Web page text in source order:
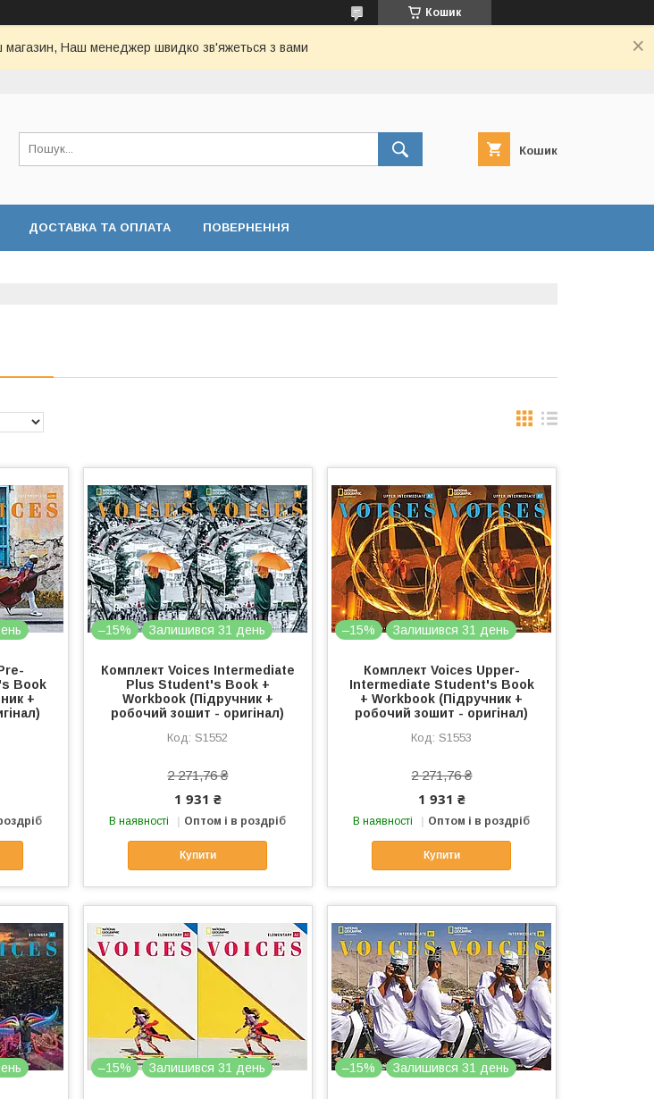
Кошик
Наш менеджер швидко зв'яжеться з вами
Кошик
ДОСТАВКА ТА ОПЛАТА ПОВЕРНЕННЯ
Book
+
–15% Залишився 31 день
Комплект Voices Intermediate
Plus Student's Book +
Workbook (Підручник +
робочий зошит - оригінал)
S1552
2 271,76 ₴
1 931 ₴
В наявності Оптом і в роздріб
Купити
–15% Залишився 31 день
Комплект Voices Upper-
Intermediate Student's Book
+ Workbook (Підручник +
робочий зошит - оригінал)
S1553
2 271,76 ₴
1 931 ₴
В наявності Оптом і в роздріб
Купити
–15% Залишився 31 день –15% Залишився 31 день